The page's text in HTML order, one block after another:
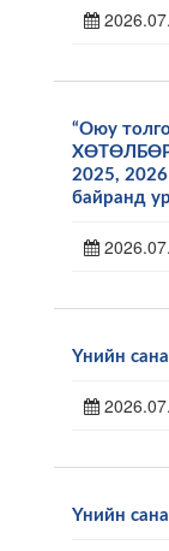
“Оюу
2025,
байранд
Үнийн
Үнийн